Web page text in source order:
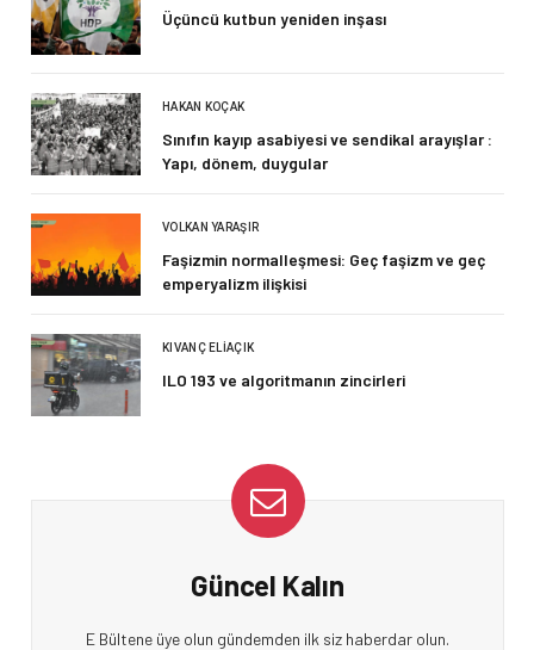
Üçüncü kutbun yeniden inşası
HAKAN KOÇAK
Sınıfın kayıp asabiyesi ve sendikal arayışlar :
Yapı, dönem, duygular
VOLKAN YARAŞIR
Faşizmin normalleşmesi: Geç faşizm ve geç
emperyalizm ilişkisi
KIVANÇ ELIAÇIK
ILO 193 ve algoritmanın zincirleri
Güncel Kalın
E Bültene üye olun gündemden ilk siz haberdar olun.